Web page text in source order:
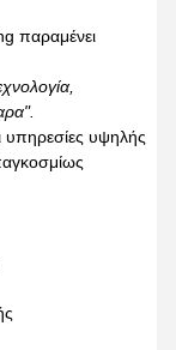
παραμένει
υπηρεσίες υψηλής